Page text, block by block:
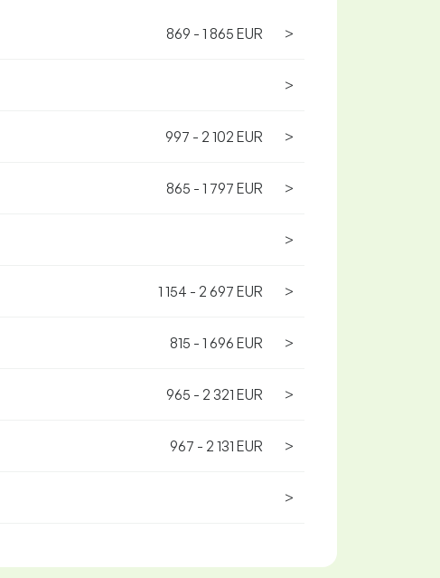
869 - 1 865 EUR >
>
997 - 2 102 EUR >
865 - 1 797 EUR >
>
1 154 - 2 697 EUR >
815 - 1 696 EUR >
965 - 2 321 EUR >
967 - 2 131 EUR >
>